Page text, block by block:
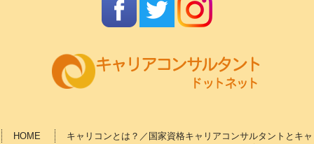
HOME
キャリコンとは？／国家資格キャリアコンサルタントとキャ